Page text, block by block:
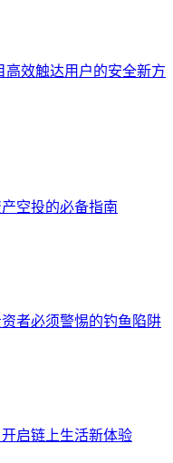
高效触达用户的安全新方
空投的必备指南
者必须警惕的钓鱼陷阱
启链上生活新体验